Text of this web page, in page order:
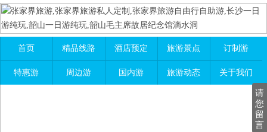
首页 精品线路 酒店预定 旅游景点 订制游
特惠游 周边游 国内游 旅游动态 关于我们
请
您
留
言